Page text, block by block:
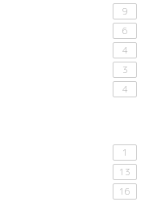
9
6
4
3
4
1
13
16